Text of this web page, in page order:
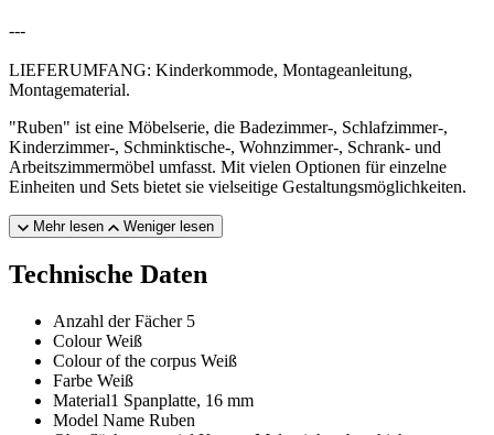
---
LIEFERUMFANG: Kinderkommode, Montageanleitung,
Montagematerial.
"Ruben" ist eine Möbelserie, die Badezimmer-, Schlafzimmer-,
Kinderzimmer-, Schminktische-, Wohnzimmer-, Schrank- und
Arbeitszimmermöbel umfasst. Mit vielen Optionen für einzelne
Einheiten und Sets bietet sie vielseitige Gestaltungsmöglichkeiten.
Mehr lesen Weniger lesen
Technische Daten
Anzahl der Fächer 5
Colour Weiß
Colour of the corpus Weiß
Farbe Weiß
Material1 Spanplatte, 16 mm
Model Name Ruben